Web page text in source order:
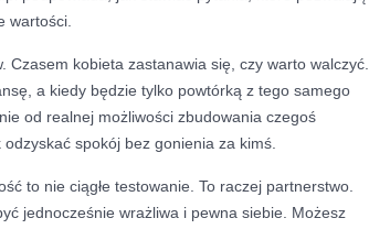
wartości.
kobieta zastanawia się, czy warto walczyć.
a kiedy będzie tylko powtórką z tego samego
od realnej możliwości zbudowania czegoś
spokój bez gonienia za kimś.
to nie ciągłe testowanie. To raczej partnerstwo.
jednocześnie wrażliwa i pewna siebie. Możesz